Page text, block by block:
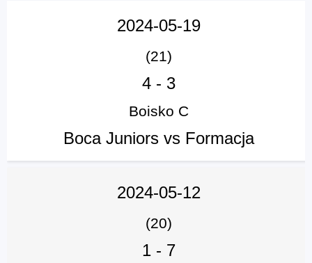
2024-05-19
(21)
4- 3
Boisko C
Boca Juniors vs Formacja
2024-05-12
(20)
1- 7